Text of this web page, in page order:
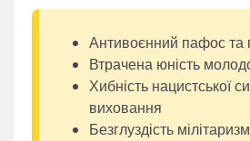
Антивоєнний пафос та
Втрачена юність
Хибність нацистської
виховання
Безглуздість